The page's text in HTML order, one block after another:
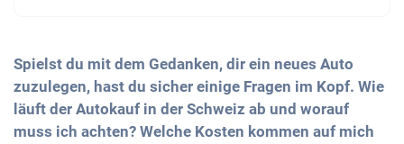
Spielst du mit dem Gedanken, dir ein neues Auto
zuzulegen, hast du sicher einige Fragen im Kopf. Wie
läuft der Autokauf in der Schweiz ab und worauf
muss ich achten? Welche Kosten kommen auf mich